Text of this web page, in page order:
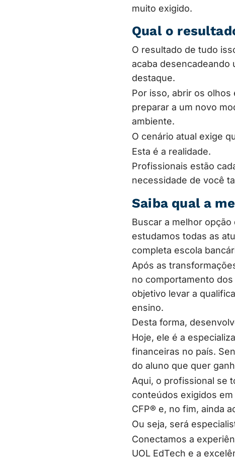
muito exigido.
Qual o
O resultado de tudo
acaba desencadeando
destaque.
Por isso, abrir os
preparar a um novo
ambiente.
O cenário atual exige
Esta é a realidade.
Profissionais estão
necessidade de você
Saiba qual a
Buscar a melhor
estudamos todas as
completa escola
Após as
no comportamento
objetivo levar a
ensino.
Desta forma,
Hoje, ele é a
financeiras no país.
do aluno que quer
Aqui, o profissional se
conteúdos exigidos
CFP® e, no fim, ainda
Ou seja, será
Conectamos a
UOL EdTech e a